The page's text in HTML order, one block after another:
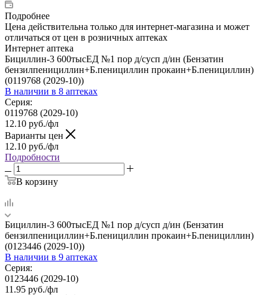
Подробнее
Цена действительна только для интернет-магазина и может
отличаться от цен в розничных аптеках
Интернет аптека
Бициллин-3 600тысЕД №1 пор д/сусп д/ин (Бензатин
бензилпенициллин+Б.пенициллин прокаин+Б.пенициллин)
(0119768 (2029-10))
В наличии в 8 аптеках
Серия:
0119768 (2029-10)
12.10 руб./фл
Варианты цен
12.10 руб./фл
Подробности
В корзину
Бициллин-3 600тысЕД №1 пор д/сусп д/ин (Бензатин
бензилпенициллин+Б.пенициллин прокаин+Б.пенициллин)
(0123446 (2029-10))
В наличии в 9 аптеках
Серия:
0123446 (2029-10)
11.95 руб./фл